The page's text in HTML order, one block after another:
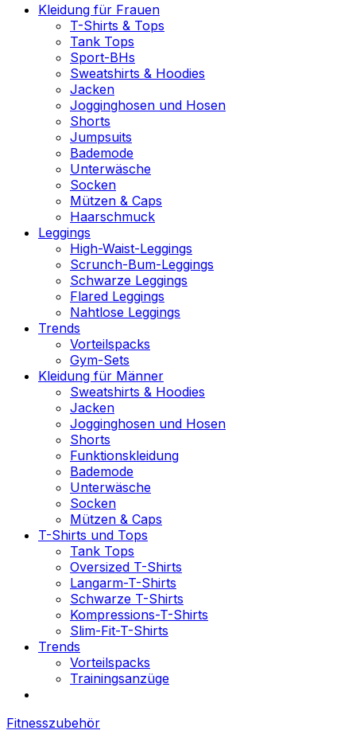
Kleidung für Frauen
T-Shirts & Tops
Tank Tops
Sport-BHs
Sweatshirts & Hoodies
Jacken
Jogginghosen und Hosen
Shorts
Jumpsuits
Bademode
Unterwäsche
Socken
Mützen & Caps
Haarschmuck
Leggings
High-Waist-Leggings
Scrunch-Bum-Leggings
Schwarze Leggings
Flared Leggings
Nahtlose Leggings
Trends
Vorteilspacks
Gym-Sets
Kleidung für Männer
Sweatshirts & Hoodies
Jacken
Jogginghosen und Hosen
Shorts
Funktionskleidung
Bademode
Unterwäsche
Socken
Mützen & Caps
T-Shirts und Tops
Tank Tops
Oversized T-Shirts
Langarm-T-Shirts
Schwarze T-Shirts
Kompressions-T-Shirts
Slim-Fit-T-Shirts
Trends
Vorteilspacks
Trainingsanzüge
Fitnesszubehör